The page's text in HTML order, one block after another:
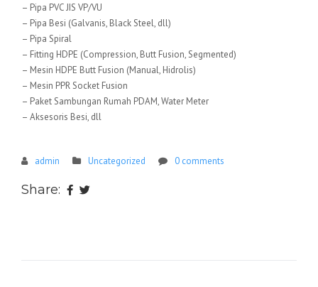
– Pipa PVC JIS VP/VU
– Pipa Besi (Galvanis, Black Steel, dll)
– Pipa Spiral
– Fitting HDPE (Compression, Butt Fusion, Segmented)
– Mesin HDPE Butt Fusion (Manual, Hidrolis)
– Mesin PPR Socket Fusion
– Paket Sambungan Rumah PDAM, Water Meter
– Aksesoris Besi, dll
admin Uncategorized 0 comments
Share: